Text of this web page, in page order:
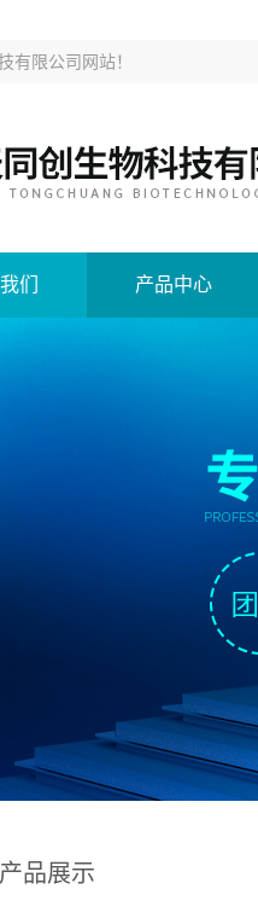
有限公司网站！
们 产品中心
产品展示